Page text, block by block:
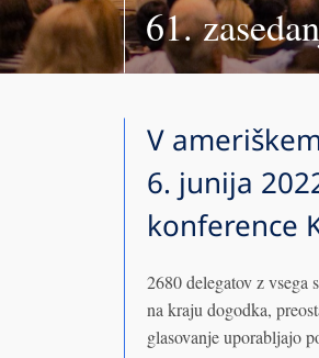
61.
V
6. junija
konference
2680 delegatov z vsega
na kraju dogodka,
glasovanje uporabljajo